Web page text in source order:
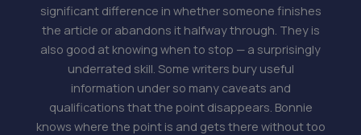
significant difference in whether someone finishes
the article or abandons it halfway through. They is
also good at knowing when to stop — a surprisingly
underrated skill. Some writers bury useful
information under so many caveats and
qualifications that the point disappears. Bonnie
knows where the point is and gets there without too